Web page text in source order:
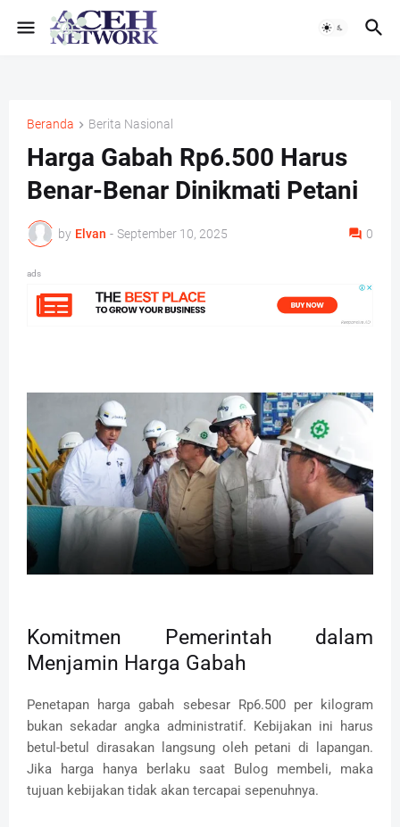
Beranda Berita Nasional
Harga Gabah Rp6.500 Harus
Benar-Benar Dinikmati Petani
by Elvan - September 10, 2025 0
ads
Komitmen Pemerintah dalam
Menjamin Harga Gabah
Penetapan harga gabah sebesar Rp6.500 per kilogram
bukan sekadar angka administratif. Kebijakan ini harus
betul-betul dirasakan langsung oleh petani di lapangan.
Jika harga hanya berlaku saat Bulog membeli, maka
tujuan kebijakan tidak akan tercapai sepenuhnya.